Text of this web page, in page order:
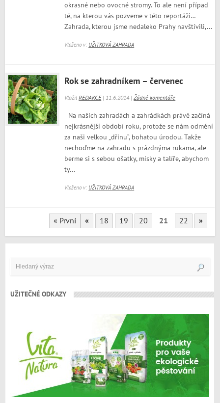
okrasné nebo ovocné stromy. To ale není případ
té, na kterou vás pozveme v této reportáži…
Zahrada, kterou jsme nedaleko Prahy navštívili,...
Vloženo v: UŽITKOVÁ ZAHRADA
Rok se zahradníkem – červenec
VložilREDAKCE| 11.6.2014 |Žádné komentáře
Na našich zahradách a zahrádkách právě začíná
nejkrásnější období roku, protože se nám odmění
za naši velkou „dřinu“, bohatou úrodou. Takže
nechoďme na zahradu s prázdnýma rukama, ale
berme si s sebou ošatky, misky a talíře, abychom
ty...
Vloženo v: UŽITKOVÁ ZAHRADA
« První « 18 19 20 21 22 »
UŽITEČNÉ ODKAZY